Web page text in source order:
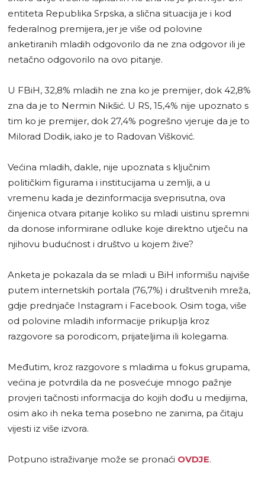
entiteta Republika Srpska, a slična situacija je i kod
federalnog premijera, jer je više od polovine
anketiranih mladih odgovorilo da ne zna odgovor ili je
netačno odgovorilo na ovo pitanje.
U FBiH, 32,8% mladih ne zna ko je premijer, dok 42,8%
zna da je to Nermin Nikšić. U RS, 15,4% nije upoznato s
tim ko je premijer, dok 27,4% pogrešno vjeruje da je to
Milorad Dodik, iako je to Radovan Višković.
Većina mladih, dakle, nije upoznata s ključnim
političkim figurama i institucijama u zemlji, a u
vremenu kada je dezinformacija sveprisutna, ova
činjenica otvara pitanje koliko su mladi uistinu spremni
da donose informirane odluke koje direktno utječu na
njihovu budućnost i društvo u kojem žive?
Anketa je pokazala da se mladi u BiH informišu najviše
putem internetskih portala (76,7%) i društvenih mreža,
gdje prednjače Instagram i Facebook. Osim toga, više
od polovine mladih informacije prikuplja kroz
razgovore sa porodicom, prijateljima ili kolegama.
Međutim, kroz razgovore s mladima u fokus grupama,
većina je potvrdila da ne posvećuje mnogo pažnje
provjeri tačnosti informacija do kojih dođu u medijima,
osim ako ih neka tema posebno ne zanima, pa čitaju
vijesti iz više izvora.
Potpuno istraživanje može se pronaći OVDJE.